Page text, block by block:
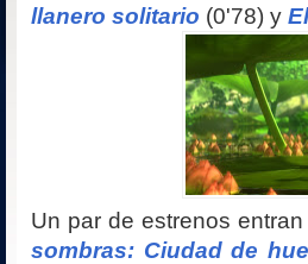
llanero solitario (0'78) y
Un par de estrenos
sombras: Ciudad de